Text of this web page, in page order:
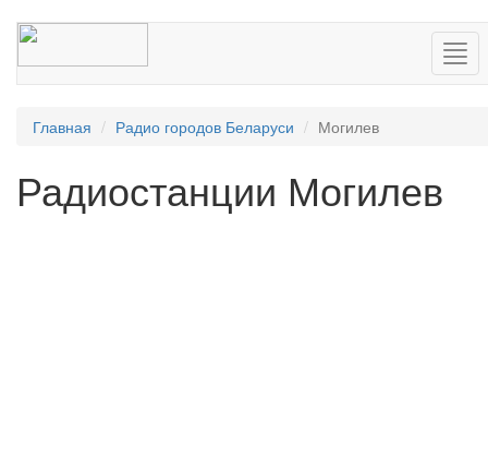
Главная Радио городов Беларуси Могилев
Радиостанции Могилев